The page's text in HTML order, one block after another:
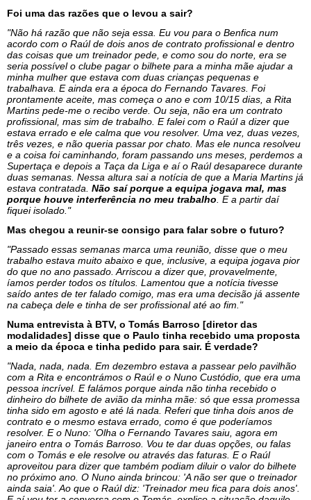
Foi uma das razões que o levou a sair?
"Não há razão que não seja essa. Eu vou para o Benfica num
acordo com o Raúl de dois anos de contrato profissional e dentro
das coisas que um treinador pede, e como sou do norte, era se
seria possível o clube pagar o bilhete para a minha mãe ajudar a
minha mulher que estava com duas crianças pequenas e
trabalhava. E ainda era a época do Fernando Tavares. Foi
prontamente aceite, mas começa o ano e com 10/15 dias, a Rita
Martins pede-me o recibo verde. Ou seja, não era um contrato
profissional, mas sim de trabalho. E falei com o Raúl a dizer que
estava errado e ele calma que vou resolver. Uma vez, duas vezes,
três vezes, e não queria passar por chato. Mas ele nunca resolveu
e a coisa foi caminhando, foram passando uns meses, perdemos a
Supertaça e depois a Taça da Liga e aí o Raúl desaparece durante
duas semanas. Nessa altura sai a notícia de que a Maria Martins já
estava contratada. Não saí porque a equipa jogava mal, mas
porque houve interferência no meu trabalho . E a partir daí
fiquei isolado."
Mas chegou a reunir-se consigo para falar sobre o futuro?
"Passado essas semanas marca uma reunião, disse que o meu
trabalho estava muito abaixo e que, inclusive, a equipa jogava pior
do que no ano passado. Arriscou a dizer que, provavelmente,
íamos perder todos os títulos. Lamentou que a notícia tivesse
saído antes de ter falado comigo, mas era uma decisão já assente
na cabeça dele e tinha de ser profissional até ao fim."
Numa entrevista à BTV, o Tomás Barroso [diretor das
modalidades] disse que o Paulo tinha recebido uma proposta
a meio da época e tinha pedido para sair. É verdade?
"Nada, nada, nada. Em dezembro estava a passear pelo pavilhão
com a Rita e encontrámos o Raúl e o Nuno Custódio, que era uma
pessoa incrível. E falámos porque ainda não tinha recebido o
dinheiro do bilhete de avião da minha mãe: só que essa promessa
tinha sido em agosto e até lá nada. Referi que tinha dois anos de
contrato e o mesmo estava errado, como é que poderíamos
resolver. E o Nuno: 'Olha o Fernando Tavares saiu, agora em
janeiro entra o Tomás Barroso. Vou te dar duas opções, ou falas
com o Tomás e ele resolve ou através das faturas. E o Raúl
aproveitou para dizer que também podiam diluir o valor do bilhete
no próximo ano. O Nuno ainda brincou: 'A não ser que o treinador
ainda saia'. Ao que o Raúl diz: 'Treinador meu fica para dois anos'.